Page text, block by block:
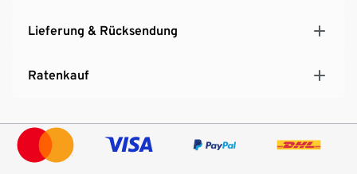
Lieferung & Rücksendung
Ratenkauf